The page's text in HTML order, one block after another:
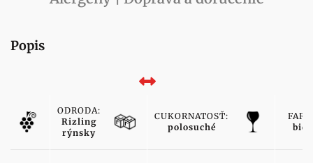
Popis
ODRODA:
Rizling
rýnsky
CUKORNATOSŤ:
polosuché